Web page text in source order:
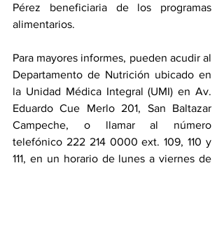
Pérez beneficiaria de los programas
alimentarios.
Para mayores informes, pueden acudir al
Departamento de Nutrición ubicado en
la Unidad Médica Integral (UMI) en Av.
Eduardo Cue Merlo 201, San Baltazar
Campeche, o llamar al número
telefónico 222 214 0000 ext. 109, 110 y
111, en un horario de lunes a viernes de